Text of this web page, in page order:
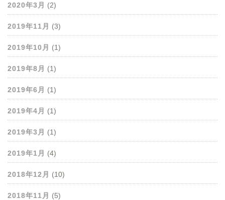
2020年3月 (2)
2019年11月 (3)
2019年10月 (1)
2019年8月 (1)
2019年6月 (1)
2019年4月 (1)
2019年3月 (1)
2019年1月 (4)
2018年12月 (10)
2018年11月 (5)